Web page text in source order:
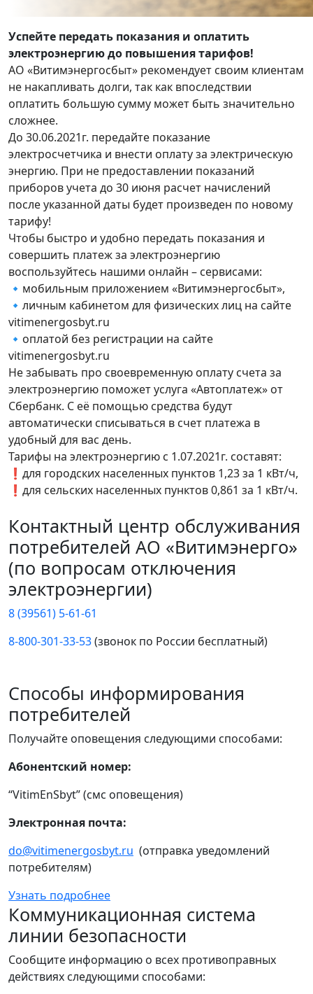
Успейте передать показания и оплатить
электроэнергию до повышения тарифов!
АО «Витимэнергосбыт» рекомендует своим клиентам
не накапливать долги, так как впоследствии
оплатить большую сумму может быть значительно
сложнее.
До 30.06.2021г. передайте показание
электросчетчика и внести оплату за электрическую
энергию. При не предоставлении показаний
приборов учета до 30 июня расчет начислений
после указанной даты будет произведен по новому
тарифу!
Чтобы быстро и удобно передать показания и
совершить платеж за электроэнергию
воспользуйтесь нашими онлайн – сервисами:
🔹мобильным приложением «Витимэнергосбыт»,
🔹личным кабинетом для физических лиц на сайте
vitimenergosbyt.ru
🔹оплатой без регистрации на сайте
vitimenergosbyt.ru
Не забывать про своевременную оплату счета за
электроэнергию поможет услуга «Автоплатеж» от
Сбербанк. С её помощью средства будут
автоматически списываться в счет платежа в
удобный для вас день.
Тарифы на электроэнергию с 1.07.2021г. составят:
❗для городских населенных пунктов 1,23 за 1 кВт/ч,
❗для сельских населенных пунктов 0,861 за 1 кВт/ч.
Контактный центр обслуживания
потребителей АО «Витимэнерго»
(по вопросам отключения
электроэнергии)
8 (39561) 5-61-61
8-800-301-33-53(звонок по России бесплатный)
Способы информирования
потребителей
Получайте оповещения следующими способами:
Абонентский номер:
“VitimEnSbyt” (смс оповещения)
Электронная почта:
do@vitimenergosbyt.ru (отправка уведомлений
потребителям)
Узнать подробнее
Коммуникационная система
линии безопасности
Сообщите информацию о всех противоправных
действиях следующими способами: